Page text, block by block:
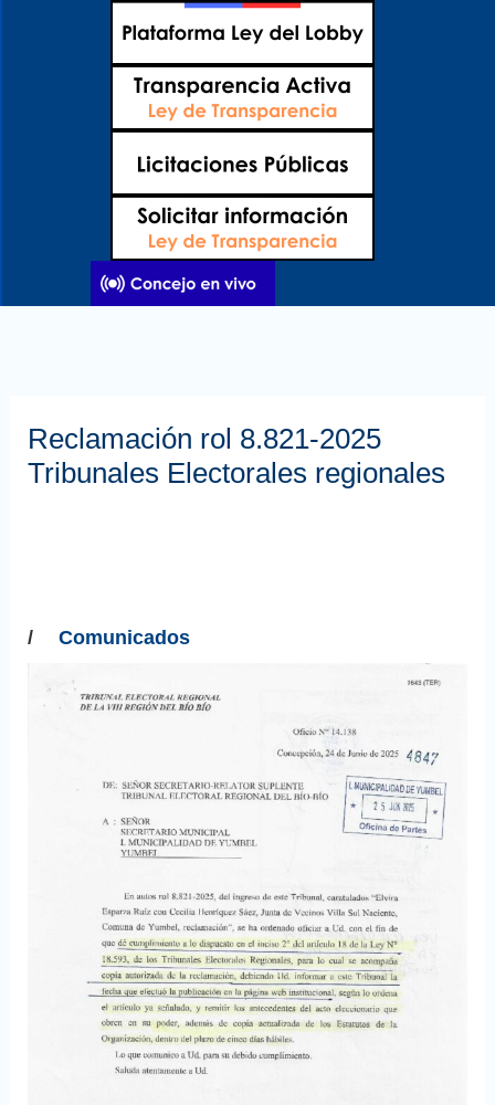
Reclamación rol 8.821-2025
Tribunales Electorales regionales
/ Comunicados